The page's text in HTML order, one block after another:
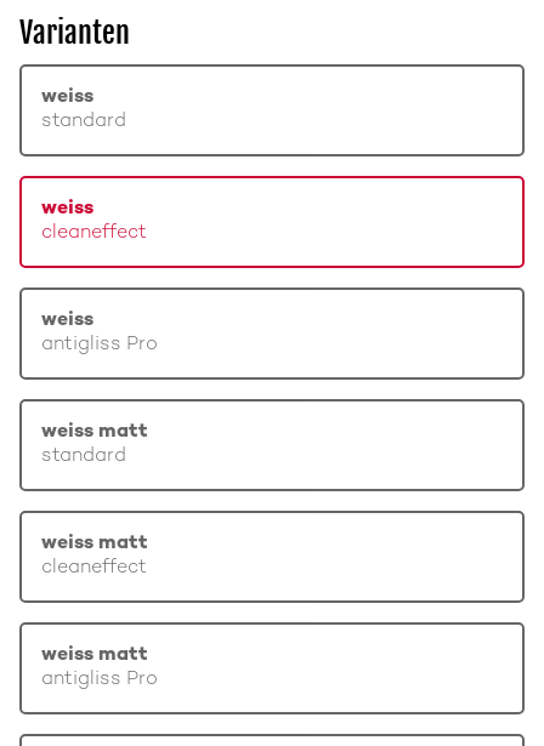
Varianten
weiss
standard
weiss
cleaneffect
weiss
antigliss Pro
weiss matt
standard
weiss matt
cleaneffect
weiss matt
antigliss Pro